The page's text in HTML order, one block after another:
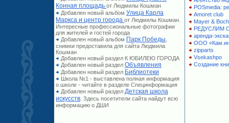
Конная площадь от Людмилы Кошман
Добавлен новый альбом Улица Карла
Маркса и центр города от Людмилы Кошман.
Интересные профессиональные фотографии
для жителей и гостей города
Добавлен новый альбом Парк Победы
снимки предоставила для сайта Людмила
Кошман
Добавлен новый раздел К ЮБИЛЕЮ ГОРОДА
Добавлен новый раздел Объявления
Добавлен новый раздел Библиотеки
Школа №1 - выставлена полная информация
о школе - читайте в разделе Специнформация
Добавлен новый раздел Детская школа
искусств . Здесь посетители сайта найдут всю
информацию о ДШИ
POSmedia:
Amoret club
Mayer & Boch
РЕДУСЛИМ
аренда-
ООО
zipparts
Vsekashpo
Создание